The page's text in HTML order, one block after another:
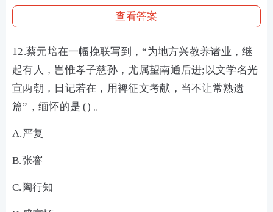
查看答案
12.蔡元培在一幅挽联写到，“为地方兴教养诸业，继
起有人，岂惟孝子慈孙，尤属望南通后进;以文学名光
宣两朝，日记若在，用裨征文考献，当不让常熟遗
篇”，缅怀的是 () 。
A.严复
B.张謇
C.陶行知